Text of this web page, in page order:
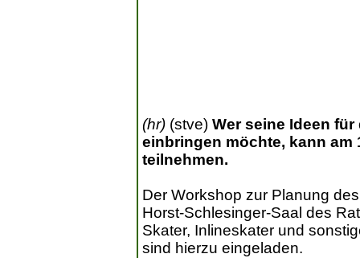
(hr) (stve) Wer seine Ideen
einbringen möchte, kann am
teilnehmen.
Der Workshop zur Planung
Horst-Schlesinger-Saal des
Skater, Inlineskater und
sind hierzu eingeladen.